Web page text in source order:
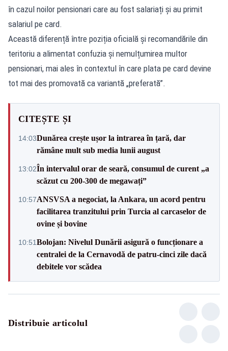
în cazul noilor pensionari care au fost salariați și au primit
salariul pe card.
Această diferență între poziția oficială și recomandările din
teritoriu a alimentat confuzia și nemulțumirea multor
pensionari, mai ales în contextul în care plata pe card devine
tot mai des promovată ca variantă „preferată”.
CITEȘTE ȘI
14:03Dunărea crește ușor la intrarea în țară, dar
rămâne mult sub media lunii august
13:02În intervalul orar de seară, consumul de curent „a
scăzut cu 200-300 de megawați”
10:57ANSVSA a negociat, la Ankara, un acord pentru
facilitarea tranzitului prin Turcia al carcaselor de
ovine și bovine
10:51Bolojan: Nivelul Dunării asigură o funcționare a
centralei de la Cernavodă de patru-cinci zile dacă
debitele vor scădea
Distribuie articolul